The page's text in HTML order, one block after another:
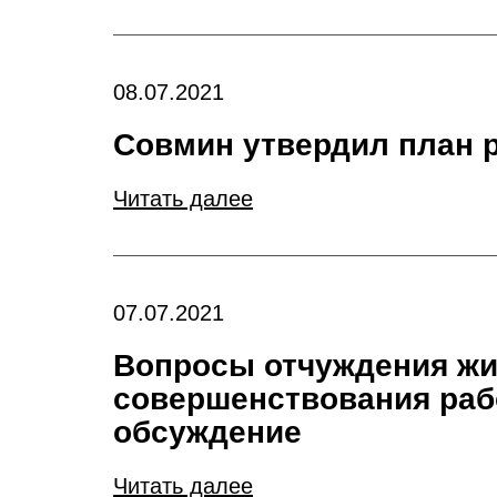
08.07.2021
Совмин утвердил план
Читать далее
07.07.2021
Вопросы отчуждения
совершенствования
обсуждение
Читать далее